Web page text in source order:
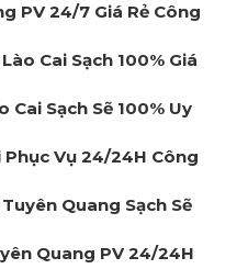
PV 24/7 Giá Rẻ Công
Cai Sạch 100% Giá
Cai Sạch Sẽ 100% Uy
Phục Vụ 24/24H Công
Quang Sạch Sẽ
Quang PV 24/24H